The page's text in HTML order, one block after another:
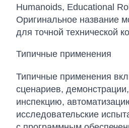
Humanoids, Educational
Оригинальное название
для точной технической
Типичные применения
Типичные применения
сценариев,
инспекцию,
исследовательские